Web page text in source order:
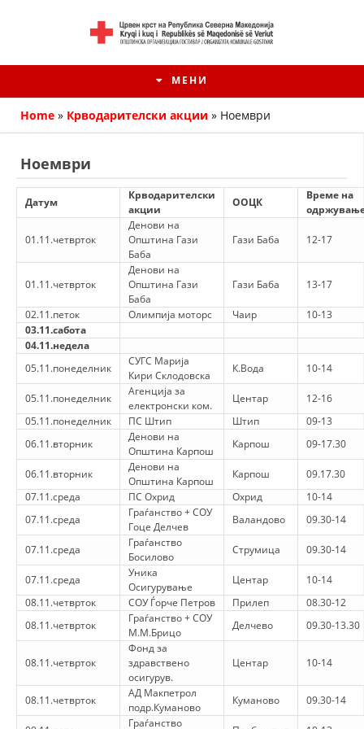
МЕНИ
HISTORIA E KRYQIT TË KUQ
ИСТОРИЈАТ НА ДВИЖЕЊЕТО
СТРУКТУРА НА ОРГАНИЗАЦИЈАТА
КОНТАКТ ИНФОРМАЦИИ
ЧЛЕНСТВО ВО ПРОФЕСИОНАЛНИ ТЕЛА
ЗАКОН ЗА ЦКРМ
СТАТУТ НА ЦКРМ
ОРГАНИЗАЦИЈА И РАЗВОЈ
РАКОВОДЕН ОДБОР
СТРУКТУРА И ОРГАНИЗАЦИОНА ПОСТАВЕНОСТ
Home » Крводарителски акции » Ноември
Ноември
Датум
Крводарителски
акции
ООЦК
Време на
01.11.четврток
Денови на
Општина Гази
Баба
Гази Баба 12-17
01.11.четврток
Денови на
Општина Гази
Баба
Гази Баба 13-17
02.11.петок Олимпија моторс Чаир
10-13
03.11.сабота
04.11.недела
05.11.понеделник
СУГС Марија
Кири Склодовска
К.Вода 10-14
05.11.понеделник
Агенција за
електронски ком.
Центар
12-16
05.11.понеделник
ПС Штип Штип
09-13
06.11.вторник
Денови на
Општина Карпош
Карпош 09-17.30
06.11.вторник
Денови на
Општина Карпош
Карпош
09.17.30
07.11.среда
ПС Охрид Охрид
10-14
07.11.среда
Граѓанство + СОУ
Гоце Делчев
Валандово 09.30-14
07.11.среда
Граѓанство
Босилово
Струмица 09.30-14
07.11.среда
Уника
Осигурување
Центар
10-14
08.11.четврток
СОУ Ѓорче Петров Прилеп
08.30-12
08.11.четврток
Граѓанство + СОУ
М.М.Брицо
Делчево 09.30-13.30
08.11.четврток
Фонд за
здравствено
осигурув.
Центар 10-14
08.11.четврток
АД Макпетрол
подр.Куманово
Куманово 09.30-14
Граѓанство